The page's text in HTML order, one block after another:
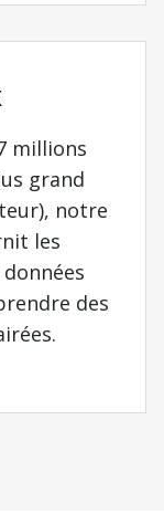
millions
grand
notre
les
des